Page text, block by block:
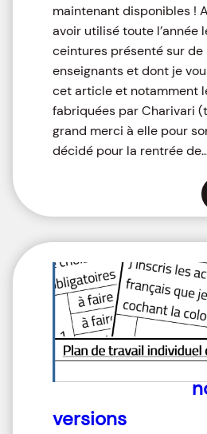
maintenant disponibles !
avoir utilisé toute l’année
ceintures présenté sur
enseignants et dont je
cet article et notamment
fabriquées par Charivari
grand merci à elle pour
décidé pour la rentrée
versions